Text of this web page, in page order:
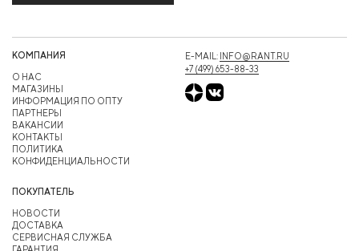
КОМПАНИЯ
О НАС
МАГАЗИНЫ
ИНФОРМАЦИЯ ПО ОПТУ
ПАРТНЕРЫ
ВАКАНСИИ
КОНТАКТЫ
ПОЛИТИКА
КОНФИДЕНЦИАЛЬНОСТИ
ПОКУПАТЕЛЬ
НОВОСТИ
ДОСТАВКА
СЕРВИСНАЯ СЛУЖБА
E-MAIL: INFO@RANT.RU
+7 (499) 653-88-33